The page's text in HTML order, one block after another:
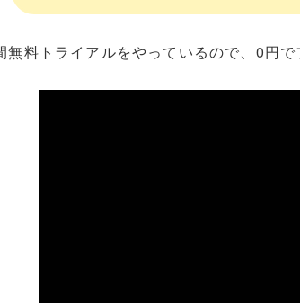
無料トライアルをやっているので、0円